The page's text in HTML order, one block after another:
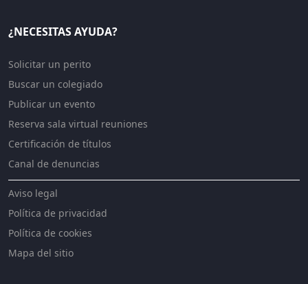
¿NECESITAS AYUDA?
Solicitar un perito
Buscar un colegiado
Publicar un evento
Reserva sala virtual reuniones
Certificación de títulos
Canal de denuncias
Aviso legal
Política de privacidad
Política de cookies
Mapa del sitio